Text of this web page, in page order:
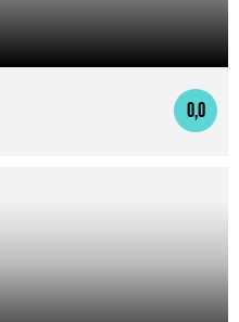
0,0